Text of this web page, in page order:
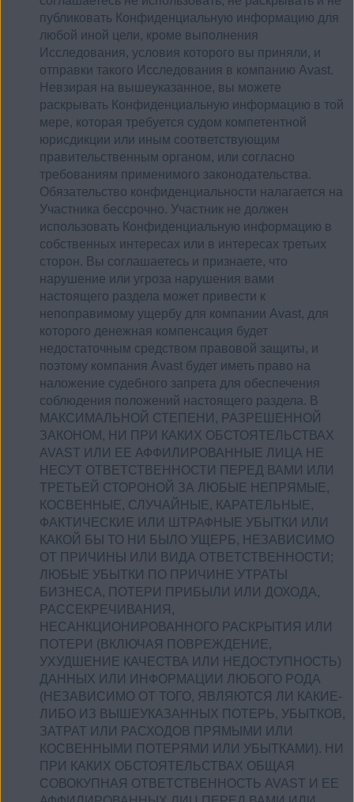
публиковать Конфиденциальную информацию для
любой иной цели, кроме выполнения
Исследования, условия которого вы приняли, и
отправки такого Исследования в компанию Avast.
Невзирая на вышеуказанное, вы можете
раскрывать Конфиденциальную информацию в той
мере, которая требуется судом компетентной
юрисдикции или иным соответствующим
правительственным органом, или согласно
требованиям применимого законодательства.
Обязательство конфиденциальности налагается на
Участника бессрочно. Участник не должен
использовать Конфиденциальную информацию в
собственных интересах или в интересах третьих
сторон. Вы соглашаетесь и признаете, что
нарушение или угроза нарушения вами
настоящего раздела может привести к
непоправимому ущербу для компании Avast, для
которого денежная компенсация будет
недостаточным средством правовой защиты, и
поэтому компания Avast будет иметь право на
наложение судебного запрета для обеспечения
соблюдения положений настоящего раздела. В
МАКСИМАЛЬНОЙ СТЕПЕНИ, РАЗРЕШЕННОЙ
ЗАКОНОМ, НИ ПРИ КАКИХ ОБСТОЯТЕЛЬСТВАХ
AVAST ИЛИ ЕЕ АФФИЛИРОВАННЫЕ ЛИЦА НЕ
НЕСУТ ОТВЕТСТВЕННОСТИ ПЕРЕД ВАМИ ИЛИ
ТРЕТЬЕЙ СТОРОНОЙ ЗА ЛЮБЫЕ НЕПРЯМЫЕ,
КОСВЕННЫЕ, СЛУЧАЙНЫЕ, КАРАТЕЛЬНЫЕ,
ФАКТИЧЕСКИЕ ИЛИ ШТРАФНЫЕ УБЫТКИ ИЛИ
КАКОЙ БЫ ТО НИ БЫЛО УЩЕРБ, НЕЗАВИСИМО
ОТ ПРИЧИНЫ ИЛИ ВИДА ОТВЕТСТВЕННОСТИ;
ЛЮБЫЕ УБЫТКИ ПО ПРИЧИНЕ УТРАТЫ
БИЗНЕСА, ПОТЕРИ ПРИБЫЛИ ИЛИ ДОХОДА,
РАССЕКРЕЧИВАНИЯ,
НЕСАНКЦИОНИРОВАННОГО РАСКРЫТИЯ ИЛИ
ПОТЕРИ (ВКЛЮЧАЯ ПОВРЕЖДЕНИЕ,
УХУДШЕНИЕ КАЧЕСТВА ИЛИ НЕДОСТУПНОСТЬ)
ДАННЫХ ИЛИ ИНФОРМАЦИИ ЛЮБОГО РОДА
(НЕЗАВИСИМО ОТ ТОГО, ЯВЛЯЮТСЯ ЛИ КАКИЕ-
ЛИБО ИЗ ВЫШЕУКАЗАННЫХ ПОТЕРЬ, УБЫТКОВ,
ЗАТРАТ ИЛИ РАСХОДОВ ПРЯМЫМИ ИЛИ
КОСВЕННЫМИ ПОТЕРЯМИ ИЛИ УБЫТКАМИ). НИ
ПРИ КАКИХ ОБСТОЯТЕЛЬСТВАХ ОБЩАЯ
СОВОКУПНАЯ ОТВЕТСТВЕННОСТЬ AVAST И ЕЕ